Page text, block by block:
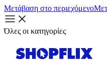
Μετάβαση στο περιεχόμενο
Όλες οι κατηγορίες